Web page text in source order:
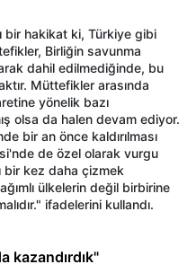
bir hakikat ki, Türkiye gibi
Birliğin savunma
dahil edilmediğinde, bu
Müttefikler arasında
yönelik bazı
olsa da halen devam ediyor.
bir an önce kaldırılması
de özel olarak vurgu
bir kez daha çizmek
ülkelerin değil birbirine
ifadelerini kullandı.
kazandırdık"